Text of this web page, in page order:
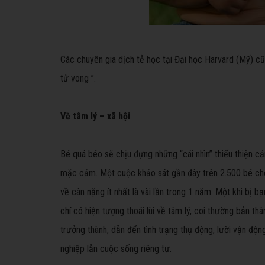
Các chuyên gia dịch tễ học tại Đại học Harvard (Mỹ)
tử vong ”.
Về tâm lý – xã hội
Bé quá béo sẽ chịu đựng những “cái nhìn” thiếu thiện
mặc cảm. Một cuộc khảo sát gần đây trên 2.500 bé
về cân nặng ít nhất là vài lần trong 1 năm. Một khi bị
chí có hiện tượng thoái lùi về tâm lý, coi thường bản
trưởng thành, dẫn đến tình trạng thụ động, lười vận
nghiệp lẫn cuộc sống riêng tư.